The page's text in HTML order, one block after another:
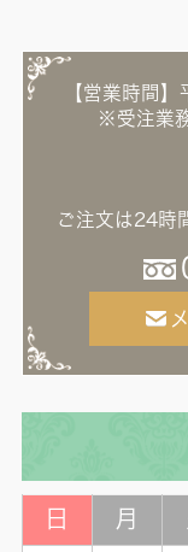
【営業時間
※受注業
ご注文は24時
日 月